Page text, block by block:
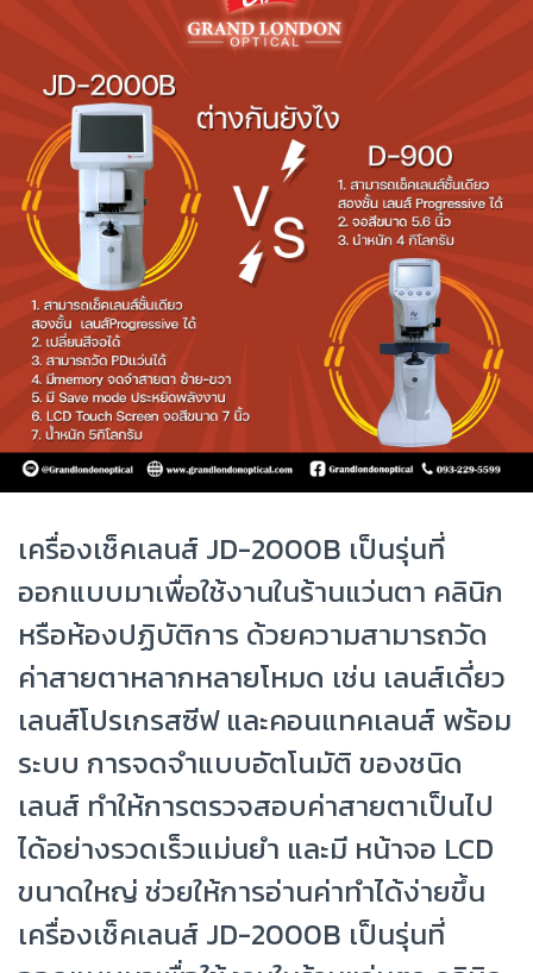
เครื่องเช็คเลนส์ JD-2000B เป็นรุ่นที่
ออกแบบมาเพื่อใช้งานในร้านแว่นตา คลินิก
หรือห้องปฏิบัติการ ด้วยความสามารถวัด
ค่าสายตาหลากหลายโหมด เช่น เลนส์เดี่ยว
เลนส์โปรเกรสซีฟ และคอนแทคเลนส์ พร้อม
ระบบ การจดจำแบบอัตโนมัติ ของชนิด
เลนส์ ทำให้การตรวจสอบค่าสายตาเป็นไป
ได้อย่างรวดเร็วแม่นยำ และมี หน้าจอ LCD
ขนาดใหญ่ ช่วยให้การอ่านค่าทำได้ง่ายขึ้น
เครื่องเช็คเลนส์ JD-2000B เป็นรุ่นที่